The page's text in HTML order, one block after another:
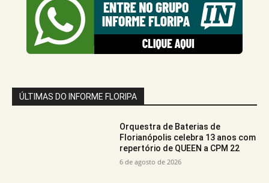
ÚLTIMAS DO INFORME FLORIPA
Orquestra de Baterias de
Florianópolis celebra 13 anos com
repertório de QUEEN a CPM 22
6 de agosto de 2026